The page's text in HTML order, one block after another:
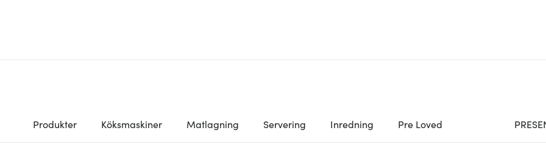
Produkter Köksmaskiner Matlagning Servering Inredning Pre Loved